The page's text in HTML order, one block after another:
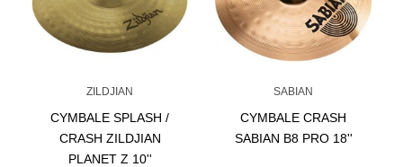
ZILDJIAN
CYMBALE SPLASH /
CRASH ZILDJIAN
PLANET Z 10''
SABIAN
CYMBALE CRASH
SABIAN B8 PRO 18''